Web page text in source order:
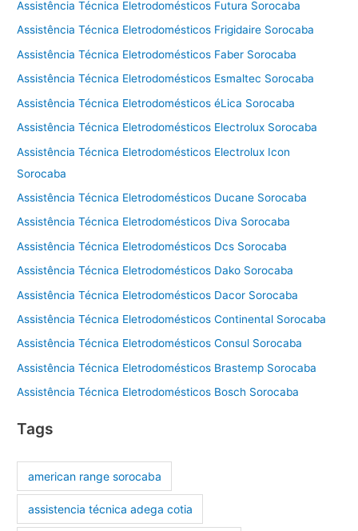
Assistência Técnica Eletrodomésticos Futura Sorocaba
Assistência Técnica Eletrodomésticos Frigidaire Sorocaba
Assistência Técnica Eletrodomésticos Faber Sorocaba
Assistência Técnica Eletrodomésticos Esmaltec Sorocaba
Assistência Técnica Eletrodomésticos éLica Sorocaba
Assistência Técnica Eletrodomésticos Electrolux Sorocaba
Assistência Técnica Eletrodomésticos Electrolux Icon
Sorocaba
Assistência Técnica Eletrodomésticos Ducane Sorocaba
Assistência Técnica Eletrodomésticos Diva Sorocaba
Assistência Técnica Eletrodomésticos Dcs Sorocaba
Assistência Técnica Eletrodomésticos Dako Sorocaba
Assistência Técnica Eletrodomésticos Dacor Sorocaba
Assistência Técnica Eletrodomésticos Continental Sorocaba
Assistência Técnica Eletrodomésticos Consul Sorocaba
Assistência Técnica Eletrodomésticos Brastemp Sorocaba
Assistência Técnica Eletrodomésticos Bosch Sorocaba
Tags
american range sorocaba
assistencia técnica adega cotia